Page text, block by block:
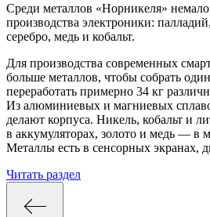
Среди металлов «Норникеля»
производства электроники:
серебро, медь и кобальт.
Для производства современных
больше металлов, чтобы собрать
переработать примерно 34 кг
Из алюминиевых и магниевых
делают корпуса. Никель, кобальт и
в аккумуляторах, золото и медь — в
Металлы есть в сенсорных экранах,
Читать раздел